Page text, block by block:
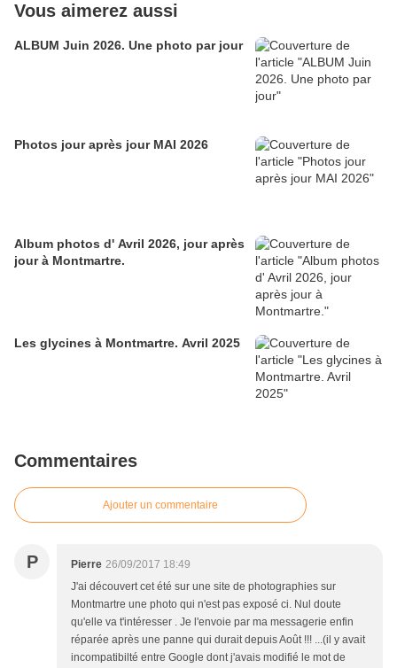
Vous aimerez aussi
ALBUM Juin 2026. Une photo par jour
Photos jour après jour MAI 2026
Album photos d' Avril 2026, jour après
jour à Montmartre.
Les glycines à Montmartre. Avril 2025
Commentaires
Ajouter un commentaire
P Pierre 26/09/2017 18:49
J'ai découvert cet été sur une site de photographies sur
Montmartre une photo qui n'est pas exposé ci. Nul doute
qu'elle va t'intéresser . Je l'envoie par ma messagerie enfin
réparée après une panne qui durait depuis Août !!! ...(il y avait
incompatibilté entre Google dont j'avais modifié le mot de